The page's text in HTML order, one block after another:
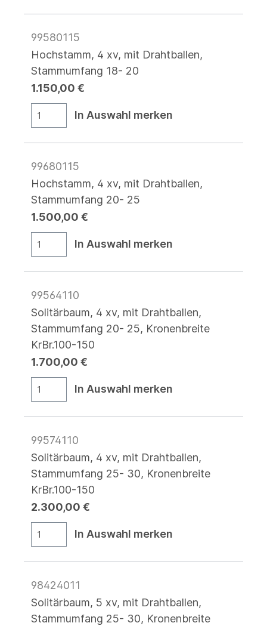
99580115
Hochstamm, 4 xv, mit Drahtballen,
Stammumfang 18- 20
1.150,00 €
In Auswahl merken
99680115
Hochstamm, 4 xv, mit Drahtballen,
Stammumfang 20- 25
1.500,00 €
In Auswahl merken
99564110
Solitärbaum, 4 xv, mit Drahtballen,
Stammumfang 20- 25, Kronenbreite
KrBr.100-150
1.700,00 €
In Auswahl merken
99574110
Solitärbaum, 4 xv, mit Drahtballen,
Stammumfang 25- 30, Kronenbreite
KrBr.100-150
2.300,00 €
In Auswahl merken
98424011
Solitärbaum, 5 xv, mit Drahtballen,
Stammumfang 25- 30, Kronenbreite